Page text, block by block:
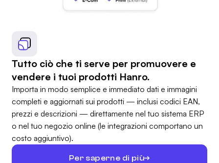
Tutto ciò che ti serve per promuovere e
vendere i tuoi prodotti Hanro.
Importa in modo semplice e immediato dati e immagini
completi e aggiornati sui prodotti — inclusi codici EAN,
prezzi e descrizioni — direttamente nel tuo sistema ERP
o nel tuo negozio online (le integrazioni comportano un
costo aggiuntivo).
Per saperne di più